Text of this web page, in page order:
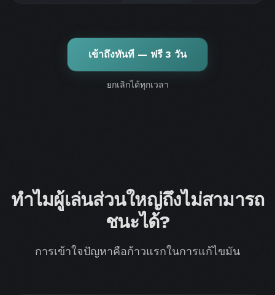
เข้าถึงทันที — ฟรี 3 วัน
ยกเลิกได้ทุกเวลา
ทำไมผู้เล่นส่วนใหญ่ถึงไม่สามารถ
ชนะได้?
การเข้าใจปัญหาคือก้าวแรกในการแก้ไขมัน